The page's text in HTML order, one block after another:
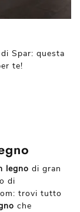
Spar: questa
te!
legno di gran
di
trovi tutto
che